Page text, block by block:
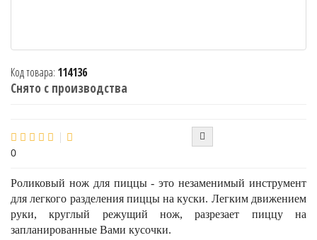
Код товара: 114136
Снято с производства
0
Роликовый нож для пиццы - это незаменимый инструмент
для легкого разделения пиццы на куски. Легким движением
руки, круглый режущий нож, разрезает пиццу на
запланированные Вами кусочки.